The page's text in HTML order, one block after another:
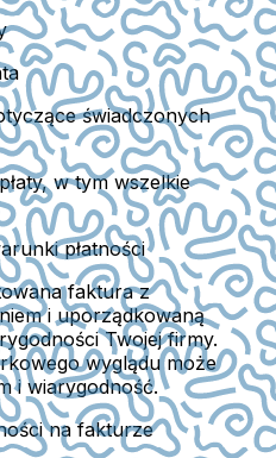
świadczonych
w tym wszelkie
płatności
faktura z
i uporządkowaną
Twojej firmy.
wyglądu może
i wiarygodność.
na fakturze